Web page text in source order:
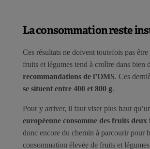
La consommation reste
Ces résultats ne doivent toutefois pas
fruits et légumes tend à croître dans bien
recommandations de l’OMS. Ces
se situent entre 400 et 800 g.
Pour y arriver, il faut viser plus haut
européenne consomme des fruits
donc encore du chemin à parcourir pour
consommation élevée de fruits et